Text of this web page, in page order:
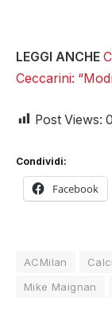
LEGGI ANCHE
Ceccarini:
Post Views: 0
Condividi:
Facebook
ACMilan
Mike Maignan